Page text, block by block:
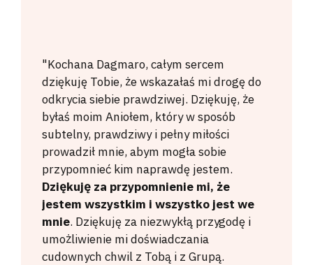
"Kochana Dagmaro, całym sercem
dziękuję Tobie, że wskazałaś mi drogę do
odkrycia siebie prawdziwej. Dziękuję, że
byłaś moim Aniołem, który w sposób
subtelny, prawdziwy i pełny miłości
prowadził mnie, abym mogła sobie
przypomnieć kim naprawdę jestem.
Dziękuję za przypomnienie mi, że
jestem wszystkim i wszystko jest we
mnie. Dziękuję za niezwykłą przygodę i
umożliwienie mi doświadczania
cudownych chwil z Tobą i z Grupą.